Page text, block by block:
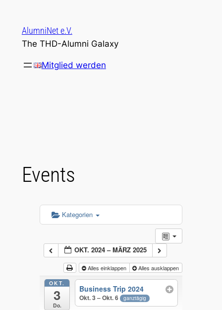
springen
AlumniNet e.V.
The THD-Alumni Galaxy
Mitglied werden
Events
Kategorien
OKT. 2024 – MÄRZ 2025
Alles einklappen Alles ausklappen
OKT.
3
Do.
Business Trip 2024
Okt. 3 – Okt. 6 ganztägig